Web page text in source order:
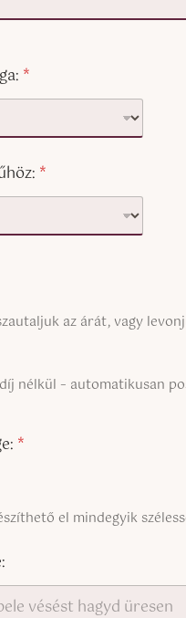
*
*
az árát, vagy
nélkül – automatikusan
*
el mindegyik